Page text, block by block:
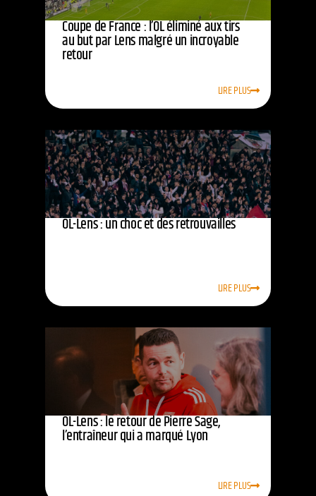
Coupe de France : l’OL éliminé aux tirs
au but par Lens malgré un incroyable
retour
LIRE PLUS
OL-Lens : un choc et des retrouvailles
LIRE PLUS
OL-Lens : le retour de Pierre Sage,
l’entraîneur qui a marqué Lyon
LIRE PLUS